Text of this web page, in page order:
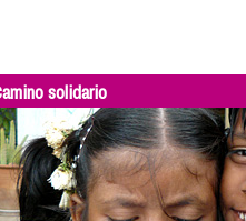
solidario